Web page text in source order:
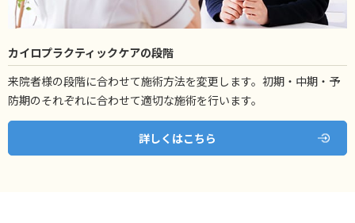
カイロプラクティックケアの段階
来院者様の段階に合わせて施術方法を変更します。初期・中期・予
防期のそれぞれに合わせて適切な施術を行います。
詳しくはこちら